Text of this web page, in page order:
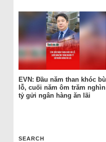
EVN: Đầu năm than khóc bù
lỗ, cuối năm ôm trăm nghìn
tỷ gửi ngân hàng ăn lãi
SEARCH